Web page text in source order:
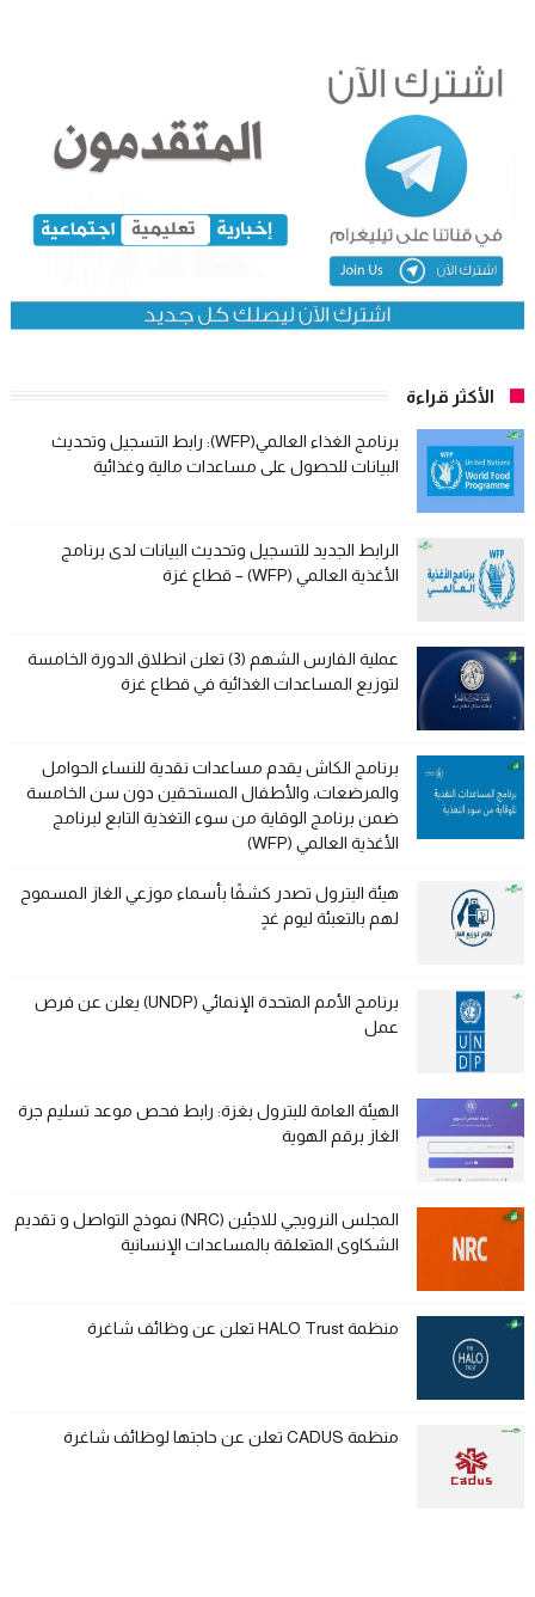
الأكثر قراءة
برنامج الغذاء العالمي(WFP): رابط التسجيل وتحديث
البيانات للحصول على مساعدات مالية وغذائية
الرابط الجديد للتسجيل وتحديث البيانات لدى برنامج
الأغذية العالمي (WFP) – قطاع غزة
عملية الفارس الشهم (3) تعلن انطلاق الدورة الخامسة
لتوزيع المساعدات الغذائية في قطاع غزة
برنامج الكاش يقدم مساعدات نقدية للنساء الحوامل
والمرضعات، والأطفال المستحقين دون سن الخامسة
ضمن برنامج الوقاية من سوء التغذية التابع لبرنامج
الأغذية العالمي (WFP)
هيئة البترول تصدر كشفًا بأسماء موزعي الغاز المسموح
لهم بالتعبئة ليوم غدٍ
برنامج الأمم المتحدة الإنمائي (UNDP) يعلن عن فرص
عمل
الهيئة العامة للبترول بغزة: رابط فحص موعد تسليم جرة
الغاز برقم الهوية
المجلس النرويجي للاجئين (NRC) نموذج التواصل و تقديم
الشكاوى المتعلقة بالمساعدات الإنسانية
منظمة HALO Trust تعلن عن وظائف شاغرة
منظمة CADUS تعلن عن حاجتها لوظائف شاغرة